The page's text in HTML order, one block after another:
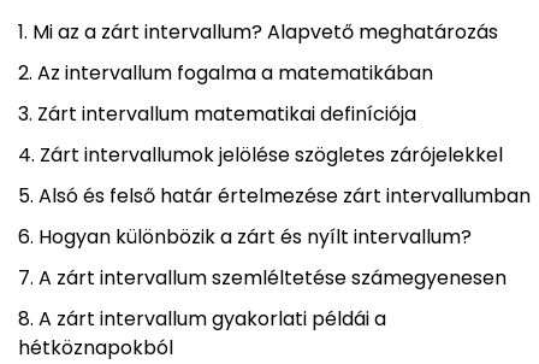
Mi az a zárt intervallum? Alapvető meghatározás
Az intervallum fogalma a matematikában
Zárt intervallum matematikai definíciója
Zárt intervallumok jelölése szögletes zárójelekkel
Alsó és felső határ értelmezése zárt intervallumban
Hogyan különbözik a zárt és nyílt intervallum?
A zárt intervallum szemléltetése számegyenesen
A zárt intervallum gyakorlati példái a
hétköznapokból